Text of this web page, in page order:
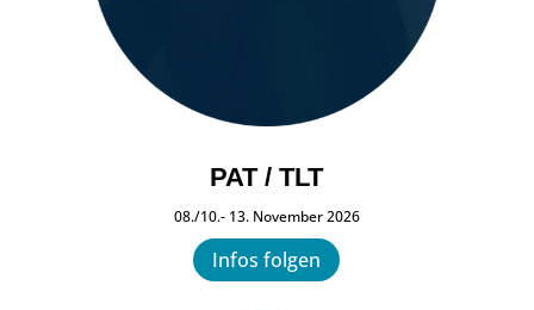
PAT / TLT
08./10.- 13. November 2026
Infos folgen